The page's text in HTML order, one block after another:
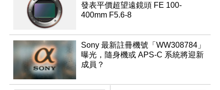
發表平價超望遠鏡頭 FE 100-
400mm F5.6-8
Sony 最新註冊機號「WW308784」
曝光，隨身機或 APS-C 系統將迎新
成員？